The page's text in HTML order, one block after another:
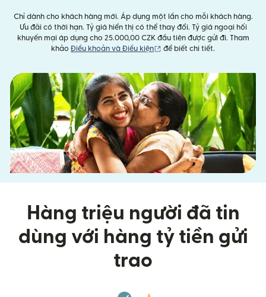
Chỉ dành cho khách hàng mới. Áp dụng một lần cho mỗi khách hàng.
Ưu đãi có thời hạn. Tỷ giá hiển thị có thể thay đổi. Tỷ giá ngoại hối
khuyến mại áp dụng cho 25.000,00 CZK đầu tiên được gửi đi. Tham
khảo Điều khoản và Điều kiện (mở trong cửa sổ mới)
để biết chi tiết.
Hàng triệu người đã tin
dùng với hàng tỷ tiền gửi
trao